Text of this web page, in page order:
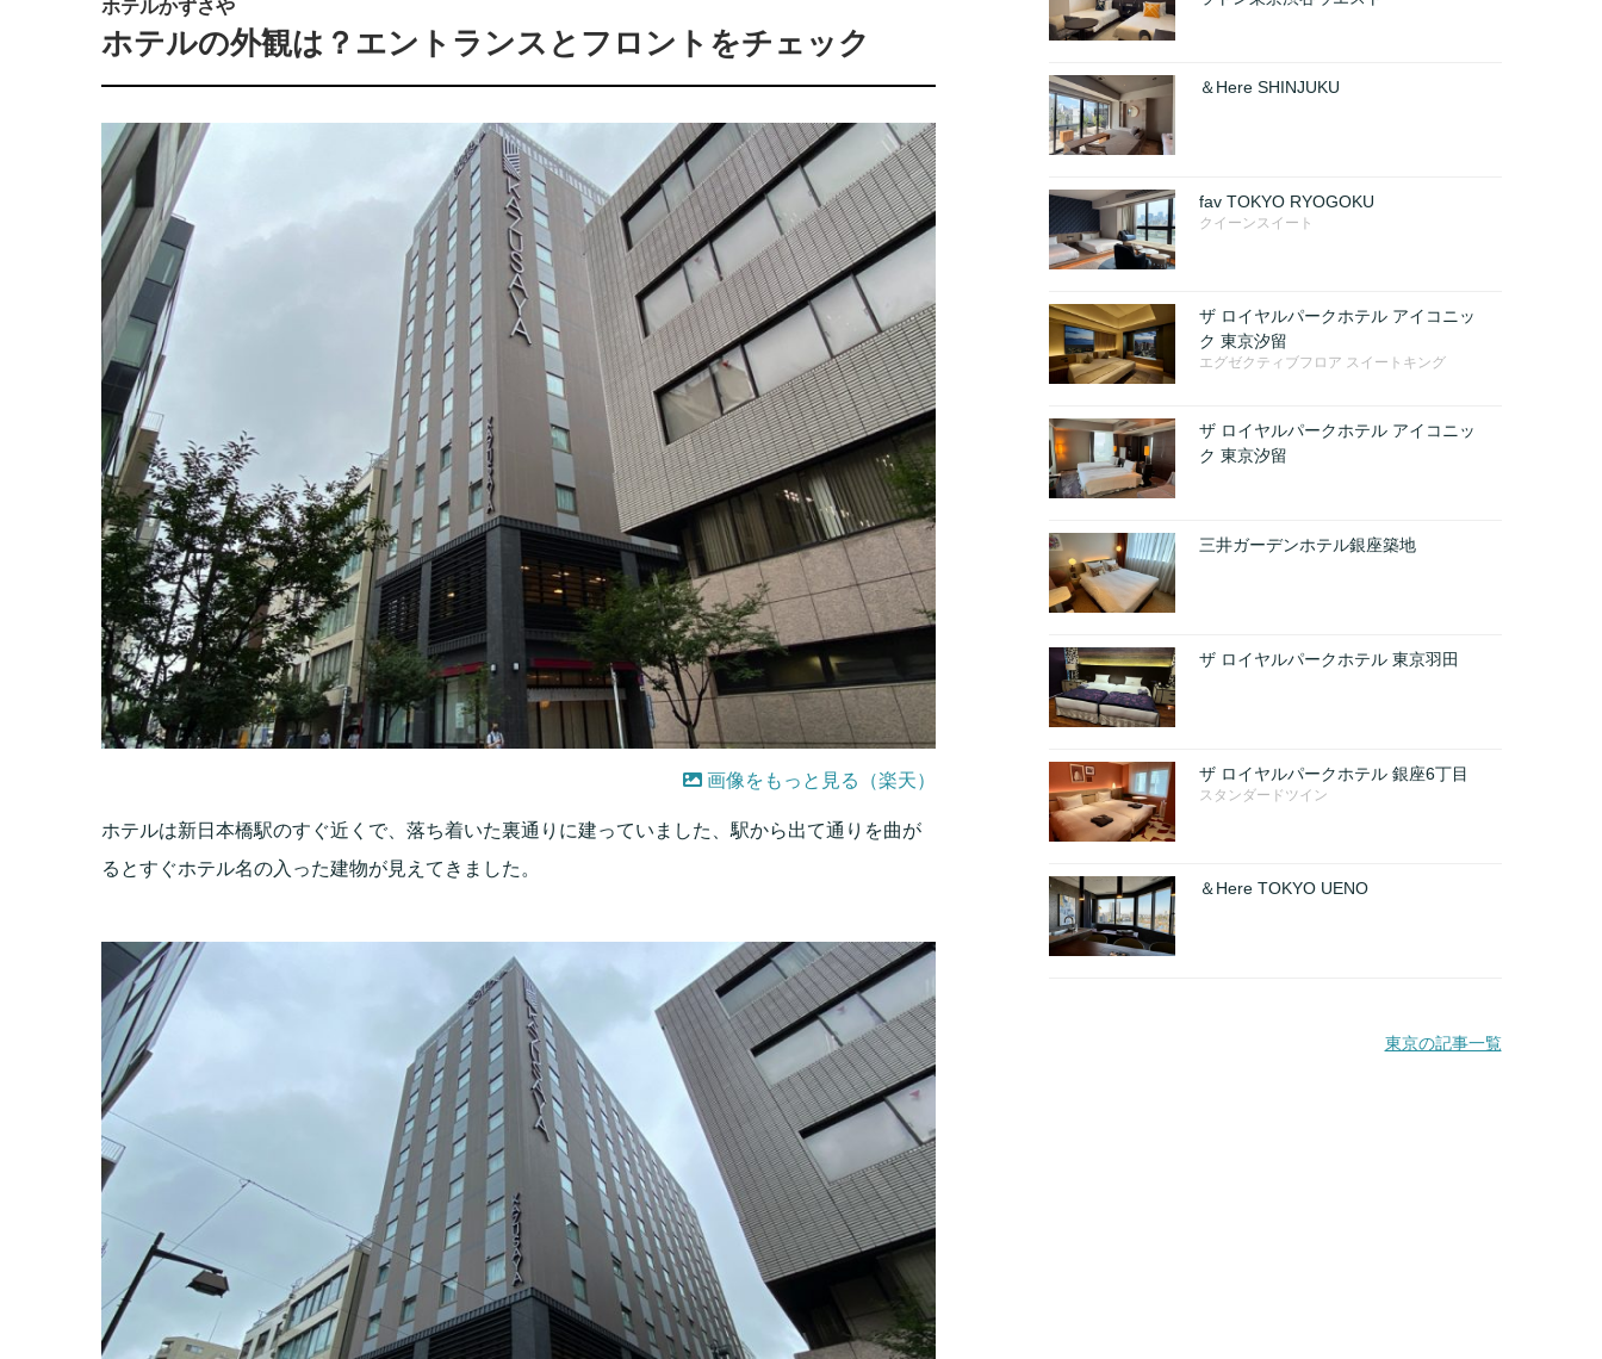
ホテルかずさや
ホテルの外観は？エントランスとフロントをチェック
画像をもっと見る（楽天）
ホテルは新日本橋駅のすぐ近くで、落ち着いた裏通りに建っていました、駅から出て通りを曲が
るとすぐホテル名の入った建物が見えてきました。
＆Here SHINJUKU
fav TOKYO RYOGOKU
クイーンスイート
ザ ロイヤルパークホテル アイコニッ
ク 東京汐留
エグゼクティブフロア スイートキング
ザ ロイヤルパークホテル アイコニッ
ク 東京汐留
三井ガーデンホテル銀座築地
ザ ロイヤルパークホテル 東京羽田
ザ ロイヤルパークホテル 銀座6丁目
スタンダードツイン
＆Here TOKYO UENO
東京の記事一覧